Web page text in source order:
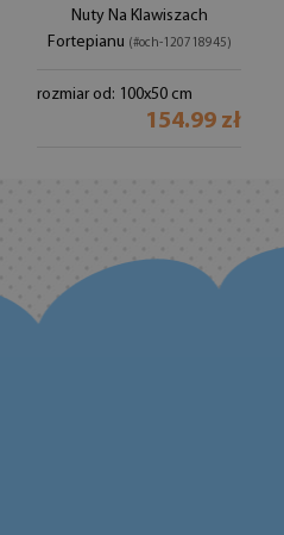
Nuty Na Klawiszach
Fortepianu (#och-120718945)
rozmiar od: 100x50 cm
154.99 zł